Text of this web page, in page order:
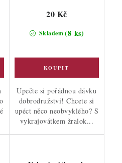
Skladem(8 ks)
20 Kč
Upečte si pořádnou dávku
dobrodružství! Chcete si
upéct něco neobvyklého? S
vykrajovátkem žralok...